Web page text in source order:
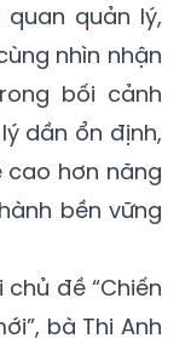
quản lý,
nhìn nhận
bối cảnh
dần ổn định,
hơn năng
bền vững
đề “Chiến
bà Thi Anh